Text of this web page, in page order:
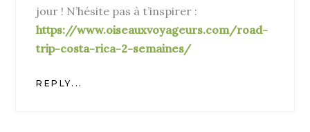
jour ! N’hésite pas à t’inspirer :
https://www.oiseauxvoyageurs.com/road-
trip-costa-rica-2-semaines/
REPLY...